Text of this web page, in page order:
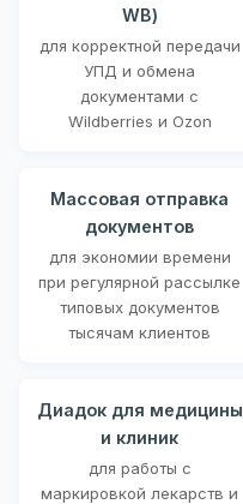
WB)
для корректной передачи
УПД и обмена
документами с
Wildberries и Ozon
Массовая отправка
документов
для экономии времени
при регулярной рассылке
типовых документов
тысячам клиентов
Диадок для медицины
и клиник
для работы с
маркировкой лекарств и